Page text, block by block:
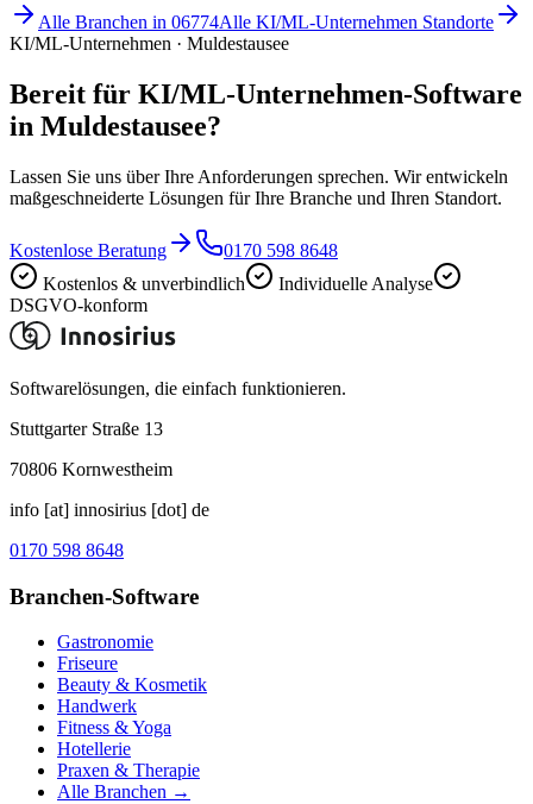
Alle Branchen in 06774Alle KI/ML-Unternehmen Standorte
KI/ML-Unternehmen · Muldestausee
Bereit für KI/ML-Unternehmen-Software
in Muldestausee?
Lassen Sie uns über Ihre Anforderungen sprechen. Wir entwickeln
maßgeschneiderte Lösungen für Ihre Branche und Ihren Standort.
Kostenlose Beratung
0170 598 8648
Kostenlos & unverbindlich
Individuelle Analyse
DSGVO-konform
Softwarelösungen, die einfach funktionieren.
Stuttgarter Straße 13
70806 Kornwestheim
info [at] innosirius [dot] de
0170 598 8648
Branchen-Software
Gastronomie
Friseure
Beauty & Kosmetik
Handwerk
Fitness & Yoga
Hotellerie
Praxen & Therapie
Alle Branchen →